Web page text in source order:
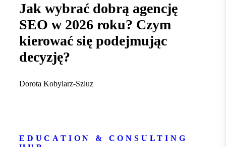
Jak wybrać dobrą agencję
SEO w 2026 roku? Czym
kierować się podejmując
decyzję?
Dorota Kobylarz-Szluz
EDUCATION & CONSULTING